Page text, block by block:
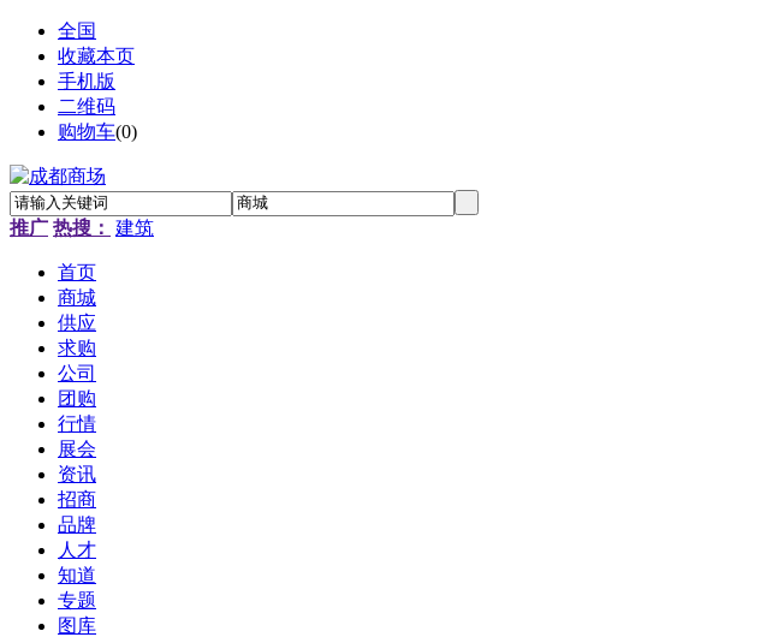
全国
收藏本页
手机版
二维码
购物车(0)
推广 热搜： 建筑
首页
商城
供应
求购
公司
团购
行情
展会
资讯
招商
品牌
人才
知道
专题
图库